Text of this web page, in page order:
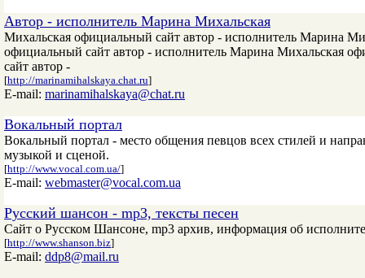
Автор - исполнитель Марина Михальская
Михальская официальный сайт автор - исполнитель Марина
официальный сайт автор - исполнитель Марина Михальская
сайт автор -
[http://marinamihalskaya.chat.ru]
E-mail: marinamihalskaya@chat.ru
Вокальный портал
Вокальный портал - место общения певцов всех стилей и
музыкой и сценой.
[http://www.vocal.com.ua/]
E-mail: webmaster@vocal.com.ua
Русский шансон - mp3, тексты песен
Сайт о Русском Шансоне, mp3 архив, информация об
[http://www.shanson.biz]
E-mail: ddp8@mail.ru